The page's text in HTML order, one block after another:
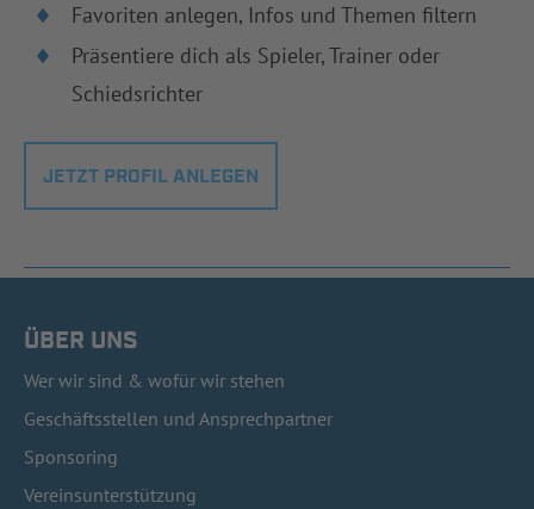
Favoriten anlegen, Infos und Themen filtern
Präsentiere dich als Spieler, Trainer oder
Schiedsrichter
JETZT PROFIL ANLEGEN
ÜBER UNS
Wer wir sind & wofür wir stehen
Geschäftsstellen und Ansprechpartner
Sponsoring
Vereinsunterstützung